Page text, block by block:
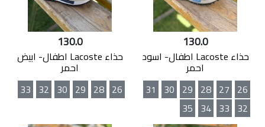
130.0
حذاء Lacoste اطفال- اسود
احمر
26
27
28
29
30
31
32
33
34
35
130.0
حذاء Lacoste اطفال- ابيض
احمر
26
28
29
30
32
33